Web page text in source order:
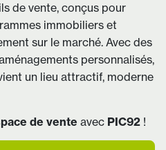
de vente, conçus pour
immobiliers et
sur le marché. Avec des
personnalisés,
un lieu attractif, moderne
de vente avec PIC92 !